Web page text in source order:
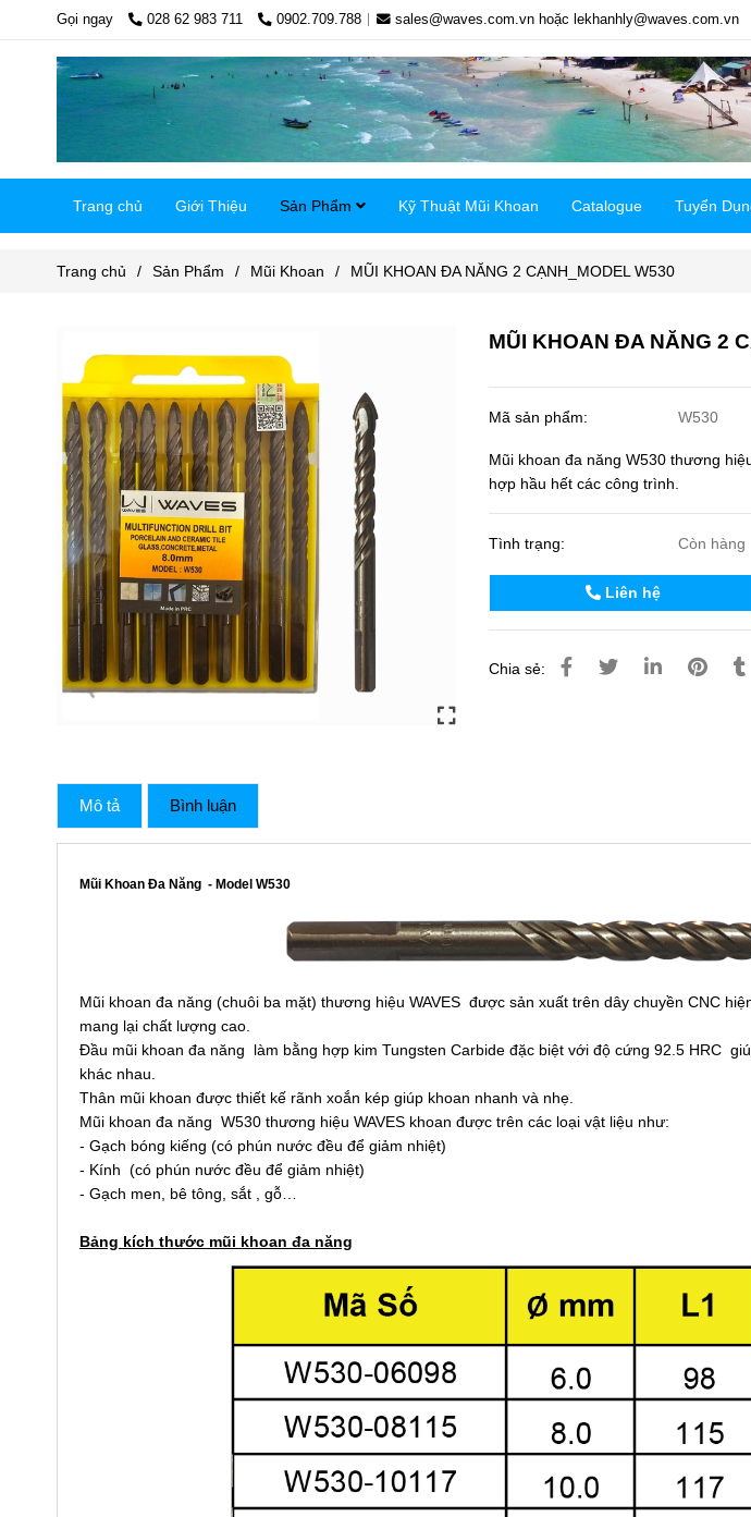
Gọi ngay 028 62 983 711 0902.709.788 sales@waves.com.vn hoặc lekhanhly@waves.com.vn
Trang chủ Giới Thiệu Sản Phẩm Kỹ Thuật Mũi Khoan Catalogue Tuyển
Trang chủ / Sản Phẩm / Mũi Khoan / MŨI KHOAN ĐA NĂNG 2 CẠNH_MODEL W530
MŨI KHOAN ĐA NĂNG 2
Mã sản phẩm: W530
Mũi khoan đa năng W530 thương
hợp hầu hết các công trình.
Tình trạng: Còn hàng
Liên hệ
Chia sẻ:
Mô tả Bình luận
Mũi Khoan Đa Năng - Model W530
Mũi khoan đa năng (chuôi ba mặt) thương hiệu WAVES được sản xuất trên dây chuyền CNC
mang lại chất lượng cao.
Đầu mũi khoan đa năng làm bằng hợp kim Tungsten Carbide đặc biệt với độ cứng 92.5 HRC
khác nhau.
Thân mũi khoan được thiết kế rãnh xoắn kép giúp khoan nhanh và nhẹ.
Mũi khoan đa năng W530 thương hiệu WAVES khoan được trên các loại vật liệu như:
- Gạch bóng kiếng (có phún nước đều để giảm nhiệt)
- Kính (có phún nước đều để giảm nhiệt)
- Gạch men, bê tông, sắt , gỗ…
Bảng kích thước mũi khoan đa năng